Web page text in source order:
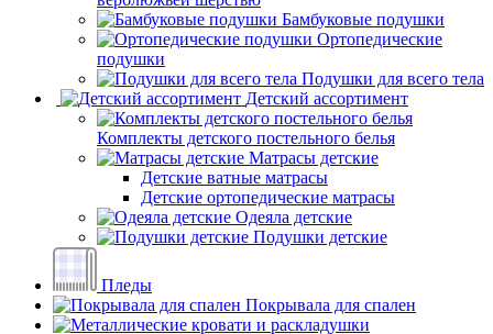
Бамбуковые подушки
Ортопедические
подушки
Подушки для всего тела
Детский ассортимент
Комплекты детского постельного белья
Матрасы детские
Детские ватные матрасы
Детские ортопедические матрасы
Одеяла детские
Подушки детские
Пледы
Покрывала для спален